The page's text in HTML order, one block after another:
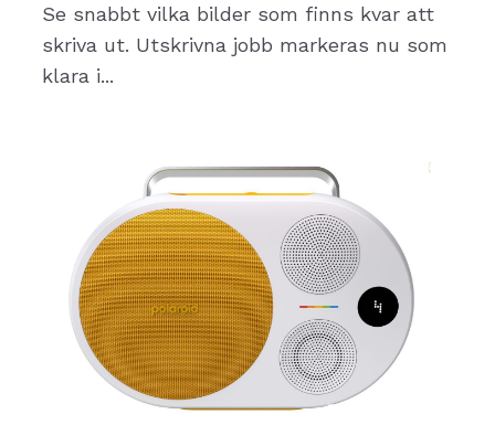
Se snabbt vilka bilder som finns kvar att
skriva ut. Utskrivna jobb markeras nu som
klara i...